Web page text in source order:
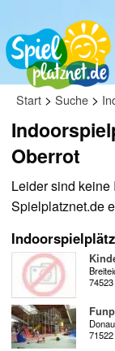
Start > Suche >
Oberrot
Leider sind keine
Spielplatznet.de